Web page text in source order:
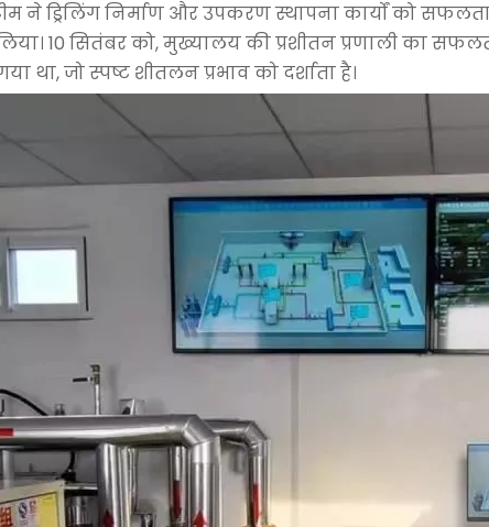
ने ड्रिलिंग निर्माण और उपकरण स्थापना कार्यों को
10 सितंबर को, मुख्यालय की प्रशीतन प्रणाली का
था, जो स्पष्ट शीतलन प्रभाव को दर्शाता है।